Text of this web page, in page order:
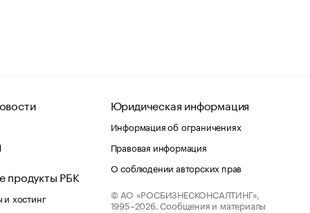
продукты РБК
хостинг
Юридическая информация
Информация об ограничениях
Правовая информация
О соблюдении авторских прав
© АО «РОСБИЗНЕСКОНСАЛТИНГ»,
1995–2026. Сообщения и материалы